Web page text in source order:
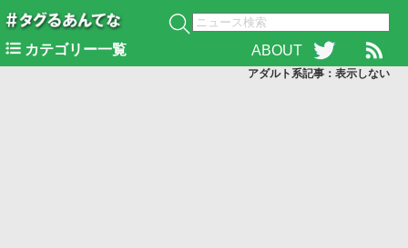
カテゴリー一覧 ABOUT
アダルト系記事：表示しない